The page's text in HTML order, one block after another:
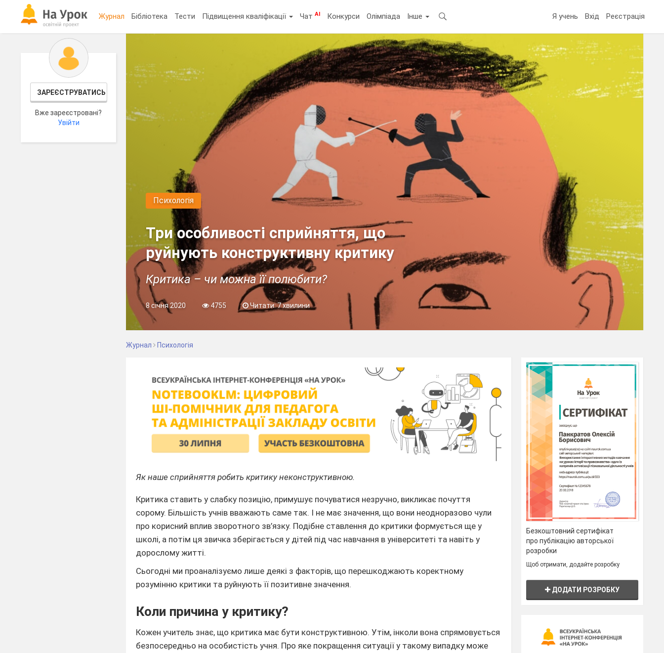
Журнал Бібліотека Тести Підвищення кваліфікації ЧатAI Конкурси Олімпіада Інше Я учень Вхід Реєстрація
ЗАРЕЄСТРУВАТИСЬ
Вже зареєстровані?
Увійти
Психологія
Три особливості сприйняття, що
руйнують конструктивну критику
Критика – чи можна її полюбити?
8 січня 2020 4755 Читати: 7 хвилини
Журнал Психологія
Як наше сприйняття робить критику неконструктивною.
Критика ставить у слабку позицію, примушує почуватися незручно, викликає почуття
сорому. Більшість учнів вважають саме так. І не має значення, що вони неодноразово чули
про корисний вплив зворотного зв’язку. Подібне ставлення до критики формується ще у
школі, а потім ця звичка зберігається у дітей під час навчання в університеті та навіть у
дорослому житті.
Сьогодні ми проаналізуємо лише деякі з факторів, що перешкоджають коректному
розумінню критики та руйнують її позитивне значення.
Коли причина у критику?
Кожен учитель знає, що критика має бути конструктивною. Утім, інколи вона спрямовується
безпосередньо на особистість учня. Про яке покращення ситуації у такому випадку може
Безкоштовний сертифікат
про публікацію авторської
розробки
Щоб отримати, додайте розробку
ДОДАТИ РОЗРОБКУ